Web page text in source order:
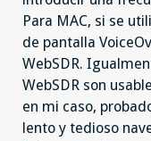
Para MAC, si se
de pantalla
WebSDR.
WebSDR son
en mi caso,
lento y tedioso